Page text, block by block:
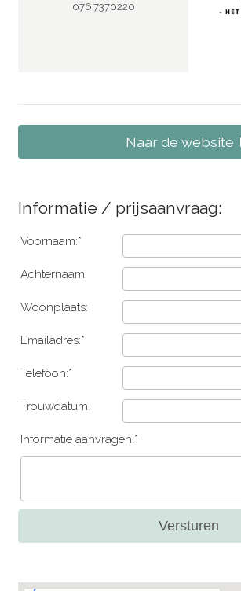
076 7370220
Naar de website
Informatie / prijsaanvraag:
Voornaam:*
Achternaam:
Woonplaats:
Emailadres:*
Telefoon:*
Trouwdatum:
Informatie aanvragen:*